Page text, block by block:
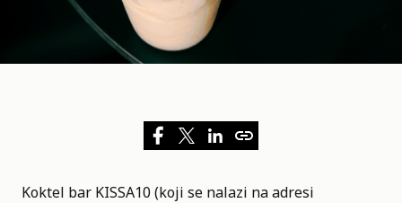
Koktel bar KISSA10(koji se nalazi na adresi